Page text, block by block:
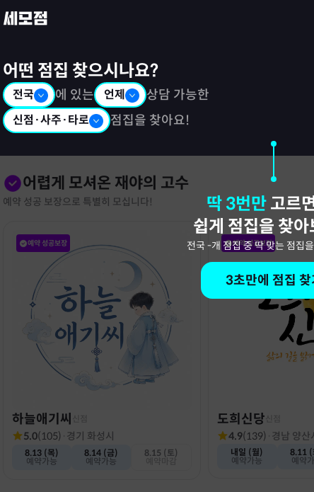
어떤 점집 찾으시나요?
전국 에 있는 언제 상담 가능한
신점·사주·타로 점집을 찾아요!
딱 3번만 고르
쉽게 점집을 찾아
전국 -개 점집 중 딱 맞는 점집
3초만에 점집 찾
어렵게 모셔온 재야의 고수
예약 성공 보장으로 특별히 모십니다!
예약 성공보장
하늘애기씨
5.0(105) · 경기 화성시
8.13 (목)
예약가능
8.14 (금)
예약가능
8.15 (토)
예약 성공보장
도희신당
4.9(139) · 경남 양산
내일 (월)
예약가능
8.11 (
예약